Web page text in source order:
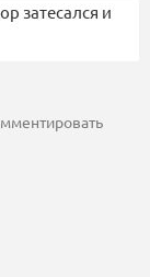
затесался и